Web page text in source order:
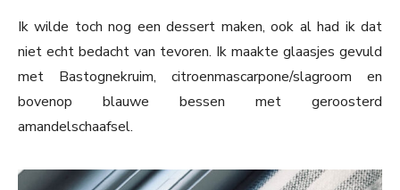
Ik wilde toch nog een dessert maken, ook al had ik dat
niet echt bedacht van tevoren. Ik maakte glaasjes gevuld
met Bastognekruim, citroenmascarpone/slagroom en
bovenop blauwe bessen met geroosterd
amandelschaafsel.